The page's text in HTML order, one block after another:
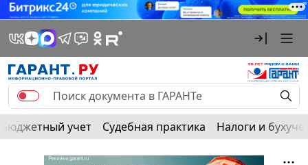
Бюджетный учет Судебная практика Налоги и